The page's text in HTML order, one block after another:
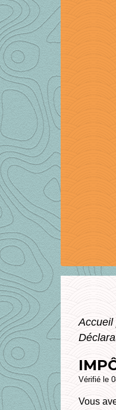
Accueil
Vérifié le
Vous